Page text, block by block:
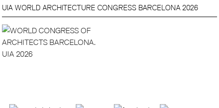
UIA WORLD ARCHITECTURE CONGRESS BARCELONA 2026